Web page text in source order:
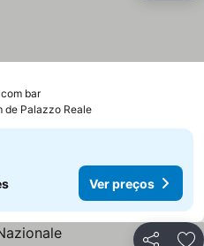
bar
de Palazzo Reale
Ver preços